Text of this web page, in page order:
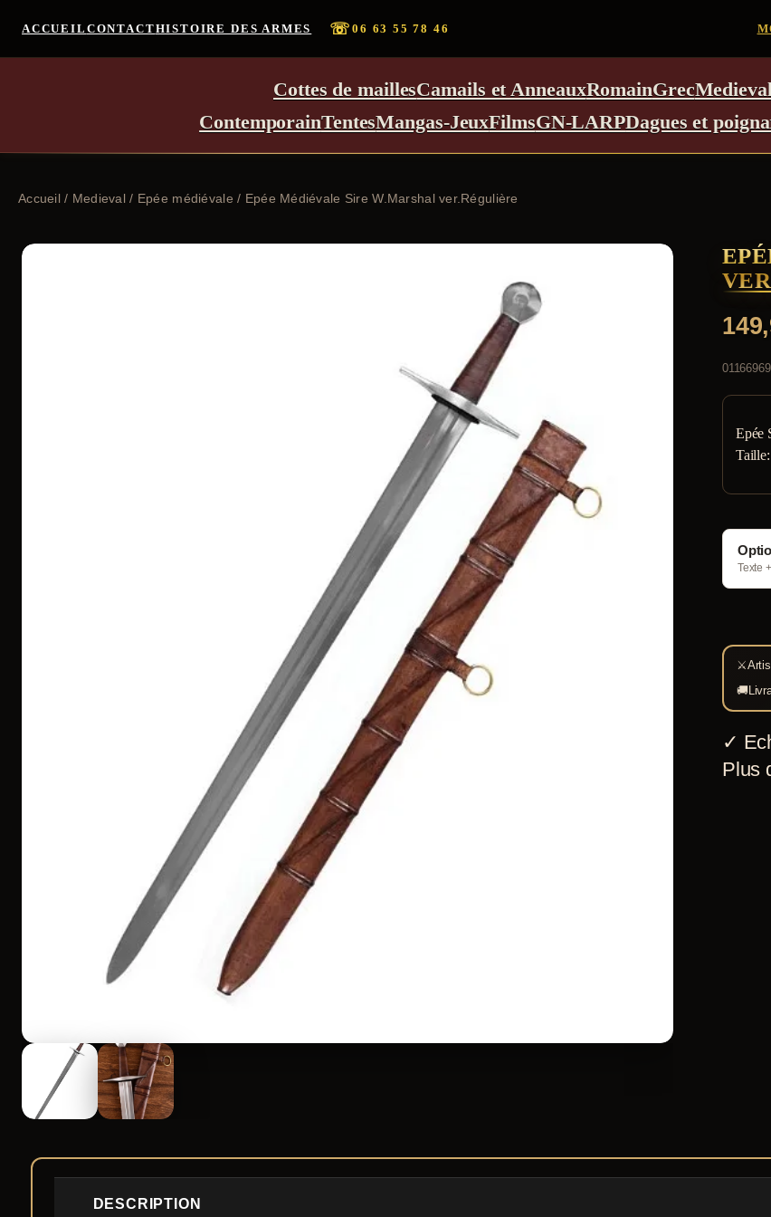
ACCUEIL CONTACTHISTOIRE DES ARMES ☏06 63 55 78 46
Cottes de maillesCamails et AnneauxRomainGrec
ContemporainTentesMangas-JeuxFilmsGN-LARPDagues et
Accueil/ Medieval / Epée médiévale / Epée Médiévale Sire W.Marshal ver.Régulière
Epée
Texte
⚔
🚚
✓
Plus
DESCRIPTION